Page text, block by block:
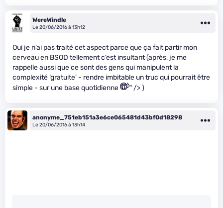
WereWindle
Le 20/06/2016 à 13h12
Oui je n’ai pas traité cet aspect parce que ça fait partir mon
cerveau en BSOD tellement c’est insultant (après, je me
rappelle aussi que ce sont des gens qui manipulent la
complexité ‘gratuite’ - rendre imbitable un truc qui pourrait être
simple - sur une base quotidienne
" /> )
anonyme_751eb151a3e6ce065481d43bf0d18298
Le 20/06/2016 à 13h14